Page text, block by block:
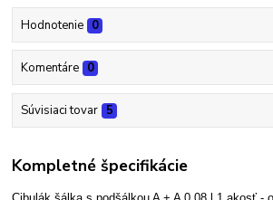
Hodnotenie 0
Komentáre 0
Súvisiaci tovar 5
Kompletné špecifikácie